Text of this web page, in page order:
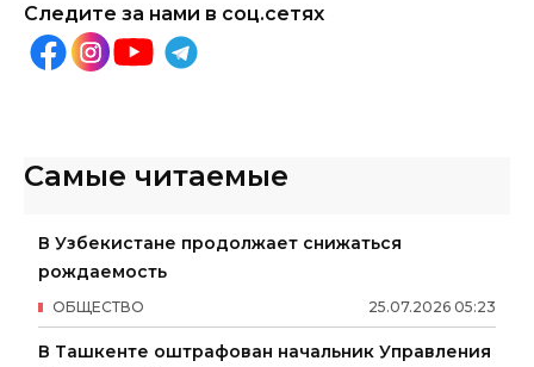
Следите за нами в соц.сетях
Самые читаемые
В Узбекистане продолжает снижаться
рождаемость
25.07.2026 05:23
ОБЩЕСТВО
В Ташкенте оштрафован начальник Управления